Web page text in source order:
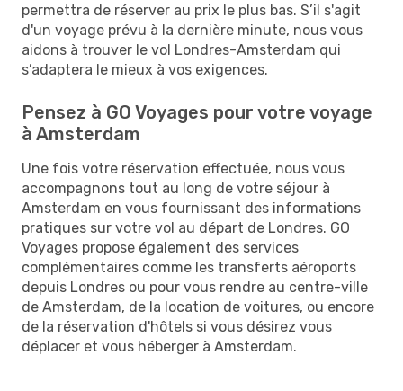
permettra de réserver au prix le plus bas. S’il s'agit
d'un voyage prévu à la dernière minute, nous vous
aidons à trouver le vol Londres-Amsterdam qui
s’adaptera le mieux à vos exigences.
Pensez à GO Voyages pour votre voyage
à Amsterdam
Une fois votre réservation effectuée, nous vous
accompagnons tout au long de votre séjour à
Amsterdam en vous fournissant des informations
pratiques sur votre vol au départ de Londres. GO
Voyages propose également des services
complémentaires comme les transferts aéroports
depuis Londres ou pour vous rendre au centre-ville
de Amsterdam, de la location de voitures, ou encore
de la réservation d'hôtels si vous désirez vous
déplacer et vous héberger à Amsterdam.